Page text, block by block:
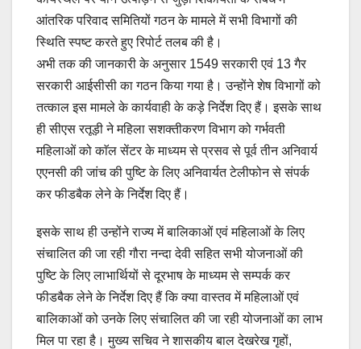
आंतरिक परिवाद समितियों गठन के मामले में सभी विभागों की
स्थिति स्पष्ट करते हुए रिपोर्ट तलब की है।
अभी तक की जानकारी के अनुसार 1549 सरकारी एवं 13 गैर
सरकारी आईसीसी का गठन किया गया है। उन्होंने शेष विभागों को
तत्काल इस मामले के कार्यवाही के कड़े निर्देश दिए हैं। इसके साथ
ही सीएस रतूड़ी ने महिला सशक्तीकरण विभाग को गर्भवती
महिलाओं को काॅल सेंटर के माध्यम से प्रसव से पूर्व तीन अनिवार्य
एएनसी की जांच की पुष्टि के लिए अनिवार्यत टेलीफोन से संपर्क
कर फीडबैक लेने के निर्देश दिए हैं।
इसके साथ ही उन्होंने राज्य में बालिकाओं एवं महिलाओं के लिए
संचालित की जा रही गौरा नन्दा देवी सहित सभी योजनाओं की
पुष्टि के लिए लाभार्थियों से दूरभाष के माध्यम से सम्पर्क कर
फीडबैक लेने के निर्देश दिए हैं कि क्या वास्तव में महिलाओं एवं
बालिकाओं को उनके लिए संचालित की जा रही योजनाओं का लाभ
मिल पा रहा है। मुख्य सचिव ने शासकीय बाल देखरेख गृहों,